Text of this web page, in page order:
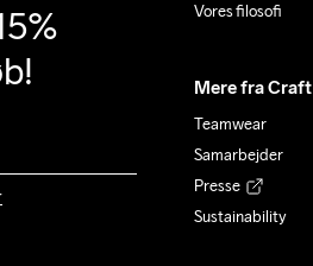
Vores filosofi
Mere fra Craft
Teamwear
Samarbejder
Presse
Sustainability